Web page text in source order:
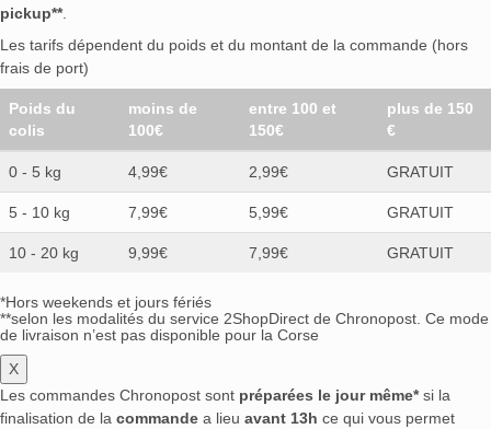
pickup**.
Les tarifs dépendent du poids et du montant de la commande (hors
frais de port)
Poids du
colis
moins de
100€
entre 100 et
150€
plus de 150
€
0 - 5 kg 4,99€ 2,99€ GRATUIT
5 - 10 kg 7,99€ 5,99€ GRATUIT
10 - 20 kg 9,99€ 7,99€ GRATUIT
*Hors weekends et jours fériés
**selon les modalités du service 2ShopDirect de Chronopost. Ce mode
de livraison n’est pas disponible pour la Corse
X
Les commandes Chronopost sont préparées le jour même*si la
finalisation de la commande a lieu avant 13h ce qui vous permet